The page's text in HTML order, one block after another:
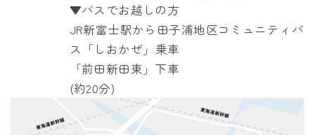
▼バスでお越しの方
JR新富士駅から 田子浦地区コミュニティバ
ス「しおかぜ」 乗車
「前田新田東」下車
(約20分)